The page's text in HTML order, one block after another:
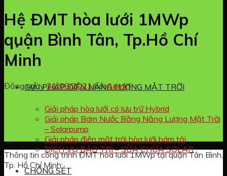
GIẢI PHÁP ĐIỆN NĂNG LƯỢNG MẶT TRỜI
Giải pháp hòa lưới có lưu trữ Hybrid
Giải pháp Bơm Nước Bằng Năng Lượng Mặt Trời
– Solarpump
Giải pháp điện mặt trời hòa lưới bám tải
DỊCH VỤ BẢO TRÌ – SỮA CHỮA SOLAR
CHỐNG SÉT
Hệ ĐMT hòa lưới 1MWp
quận Bình Tân, Tp.Hồ Chí
Minh
Đăng ngày21/08/2021bởiAdmin
Thông tin công trình ĐMT hòa lưới 1MWp tại quận Tân Bình,
Tp. Hồ Chí Minh: